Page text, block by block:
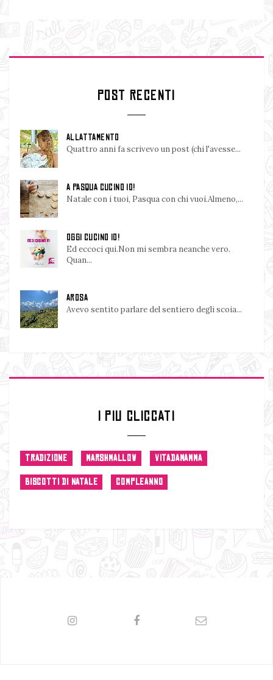
POST RECENTI
ALLATTAMENTO
Quattro anni fa scrivevo un post (chi l'avesse...
A PASQUA CUCINO IO!
Natale con i tuoi, Pasqua con chi vuoi.Almeno,...
OGGI CUCINO IO!
Ed eccoci qui.Non mi sembra neanche vero.
Quan...
AROSA
Avevo sentito parlare del sentiero degli scoia...
I PIU CLICCATI
TRADIZIONE MARSHMALLOW VITADAMAMMA
BISCOTTI DI NATALE COMPLEANNO